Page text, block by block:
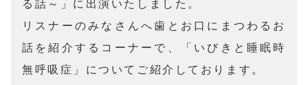
る話～」に出演いたしました。
リスナーのみなさんへ歯とお口にまつわるお
話を紹介するコーナーで、「いびきと睡眠時
無呼吸症」についてご紹介しております。